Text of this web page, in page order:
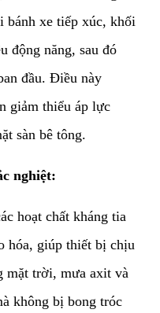
xe tiếp xúc, khối
động năng, sau đó
đầu. Điều này
giảm thiểu áp lực
sàn bê tông.
nghiệt:
hoạt chất kháng tia
hóa, giúp thiết bị chịu
mặt trời, mưa axit và
không bị bong tróc